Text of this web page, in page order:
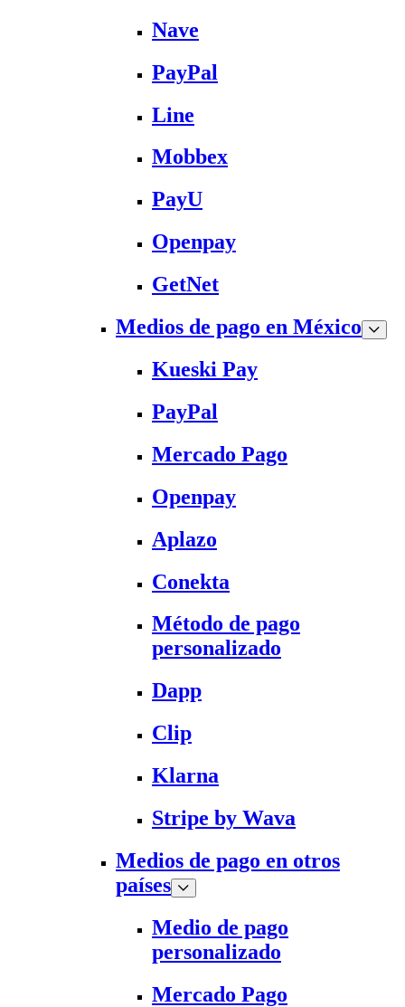
Nave
PayPal
Line
Mobbex
PayU
Openpay
GetNet
Medios de pago en México
Kueski Pay
PayPal
Mercado Pago
Openpay
Aplazo
Conekta
Método de pago
personalizado
Dapp
Clip
Klarna
Stripe by Wava
Medios de pago en otros
países
Medio de pago
personalizado
Mercado Pago